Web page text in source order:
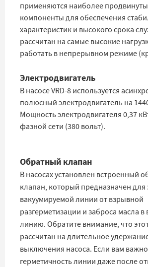
применяются наиболее
компоненты для обеспечения
характеристик и высокого срока
рассчитан на самые высокие
работать в непрерывном режиме
Электродвигатель
В насосе VRD-8 используется
полюсный электродвигатель на
Мощность электродвигателя 0,37
фазной сети (380 вольт).
Обратный клапан
В насосах установлен встроенный
клапан, который предназначен
вакуумируемой линии от взрывной
разгерметизации и заброса масла
линию. Обратите внимание, что
рассчитан на длительное
выключения насоса. Если вам
герметичность линии даже после